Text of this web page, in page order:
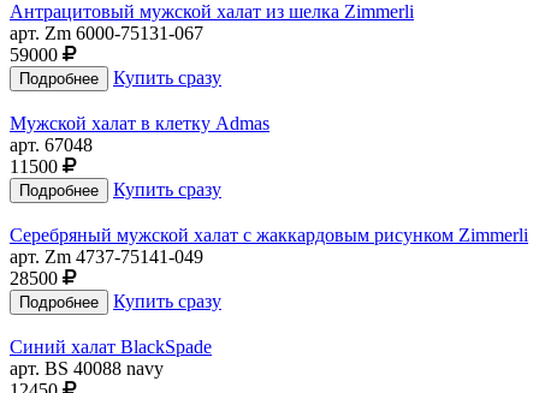
Антрацитовый мужской халат из шелка Zimmerli
арт. Zm 6000-75131-067
59000
Купить сразу
Мужской халат в клетку Admas
арт. 67048
11500
Купить сразу
Серебряный мужской халат с жаккардовым рисунком Zimmerli
арт. Zm 4737-75141-049
28500
Купить сразу
Синий халат BlackSpade
арт. BS 40088 navy